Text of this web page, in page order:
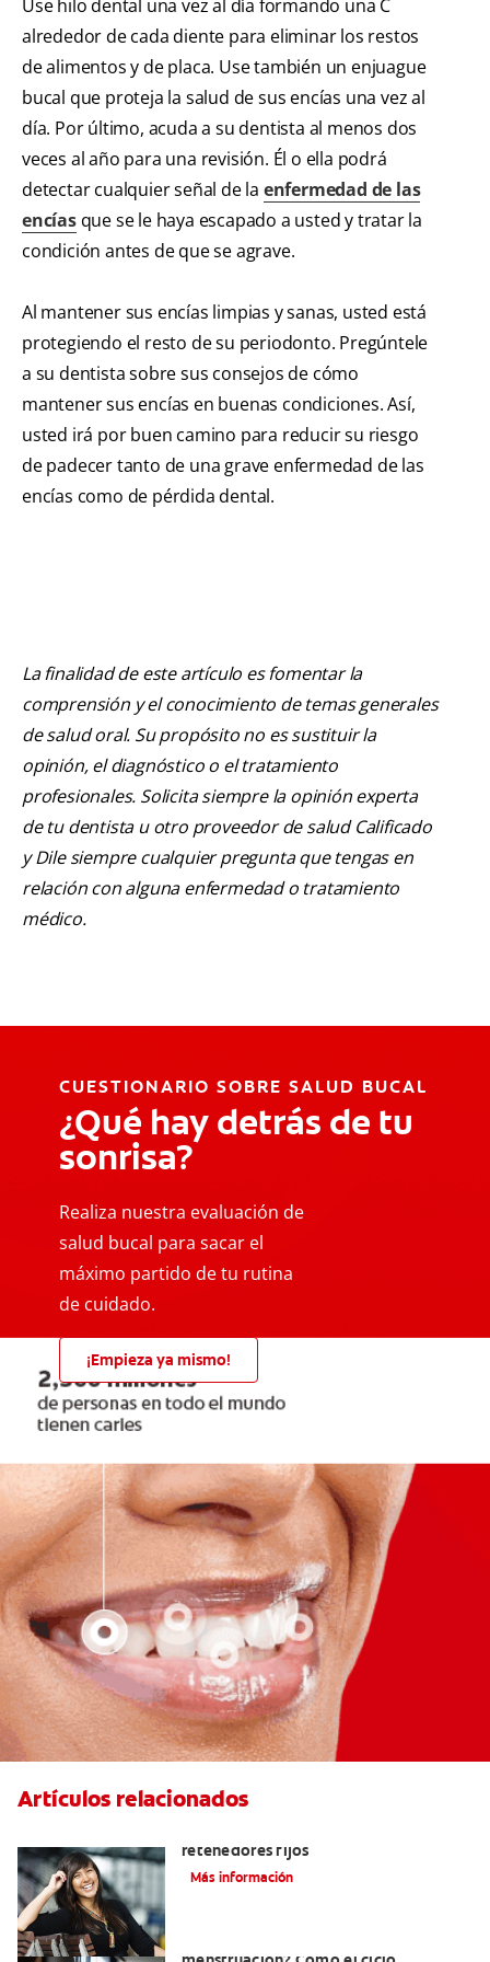
Use hilo dental una vez al día formando una C
alrededor de cada diente para eliminar los restos
de alimentos y de placa. Use también un enjuague
bucal que proteja la salud de sus encías una vez al
día. Por último, acuda a su dentista al menos dos
veces al año para una revisión. Él o ella podrá
detectar cualquier señal de la enfermedad de las
encíasque se le haya escapado a usted y tratar la
condición antes de que se agrave.
Al mantener sus encías limpias y sanas, usted está
protegiendo el resto de su periodonto. Pregúntele
a su dentista sobre sus consejos de cómo
mantener sus encías en buenas condiciones. Así,
usted irá por buen camino para reducir su riesgo
de padecer tanto de una grave enfermedad de las
encías como de pérdida dental.
La finalidad de este artículo es fomentar la
comprensión y el conocimiento de temas generales
de salud oral. Su propósito no es sustituir la
opinión, el diagnóstico o el tratamiento
profesionales. Solicita siempre la opinión experta
de tu dentista u otro proveedor de salud Calificado
y Dile siempre cualquier pregunta que tengas en
relación con alguna enfermedad o tratamiento
médico.
CUESTIONARIO SOBRE SALUD BUCAL
¿Qué hay detrás de tu
sonrisa?
Realiza nuestra evaluación de
salud bucal para sacar el
máximo partido de tu rutina
de cuidado.
¡Empieza ya mismo!
Artículos relacionados
retenedores fijos
Más información